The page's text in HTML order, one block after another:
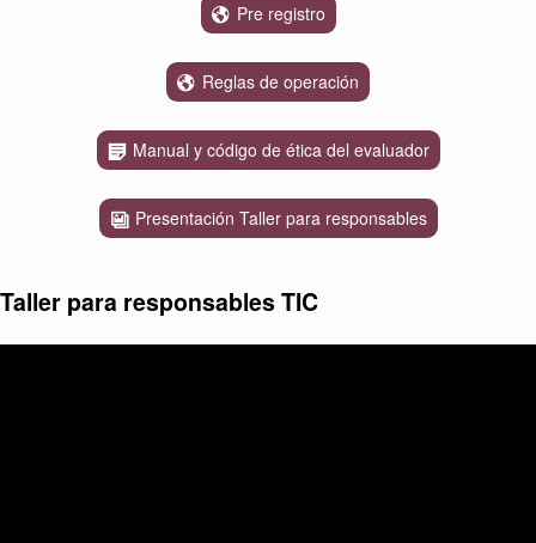
Pre registro
Reglas de operación
Manual y código de ética del evaluador
Presentación Taller para responsables
Taller para responsables TIC